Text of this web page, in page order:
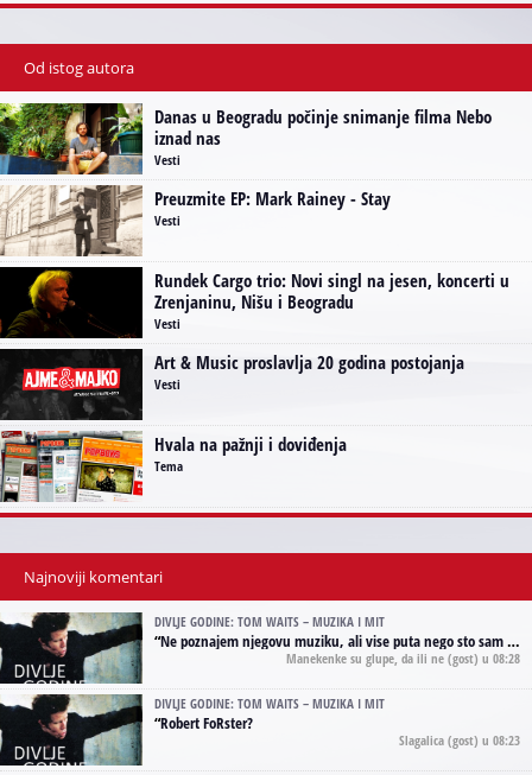
Od istog autora
Danas u Beogradu počinje snimanje filma Nebo
iznad nas
Vesti
Preuzmite EP: Mark Rainey - Stay
Vesti
Rundek Cargo trio: Novi singl na jesen, koncerti u
Zrenjaninu, Nišu i Beogradu
Vesti
Art & Music proslavlja 20 godina postojanja
Vesti
Hvala na pažnji i doviđenja
Tema
Najnoviji komentari
DIVLJE GODINE: TOM WAITS – MUZIKA I MIT
“Ne poznajem njegovu muziku, ali vise puta nego sto sam to zazeleo gledao sam njegove umjetnicke slike na raznim stranama interneta. Te stoga zakljucujem da je Tom Waits Lady Gaga muzike namrstenih, ma
Manekenke su glupe, da ili ne (gost) u 08:28
DIVLJE GODINE: TOM WAITS – MUZIKA I MIT
“Robert FoRster?
Slagalica (gost) u 08:23